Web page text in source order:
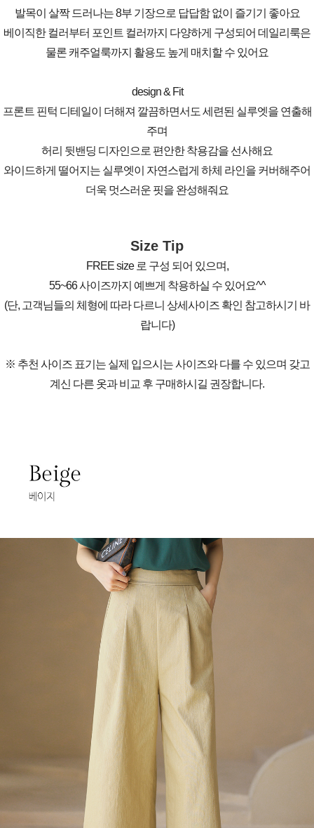
발목이 살짝 드러나는 8부 기장으로 답답함 없이 즐기기 좋아요
베이직한 컬러부터 포인트 컬러까지 다양하게 구성되어 데일리룩은
물론 캐주얼룩까지 활용도 높게 매치할 수 있어요
design & Fit
프론트 핀턱 디테일이 더해져 깔끔하면서도 세련된 실루엣을 연출해
주며
허리 뒷밴딩 디자인으로 편안한 착용감을 선사해요
와이드하게 떨어지는 실루엣이 자연스럽게 하체 라인을 커버해주어
더욱 멋스러운 핏을 완성해줘요
Size Tip
FREE size 로 구성 되어 있으며,
55~66 사이즈까지 예쁘게 착용하실 수 있어요^^
(단, 고객님들의 체형에 따라 다르니 상세사이즈 확인 참고하시기 바
랍니다)
※ 추천 사이즈 표기는 실제 입으시는 사이즈와 다를 수 있으며 갖고
계신 다른 옷과 비교 후 구매하시길 권장합니다.